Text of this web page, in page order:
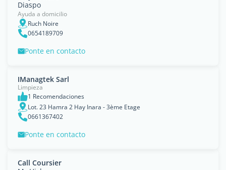
Diaspo
Ayuda a domicilio
Ruch Noire
0654189709
Ponte en contacto
IManagtek Sarl
Limpieza
1 Recomendaciones
Lot. 23 Hamra 2 Hay Inara - 3ème Etage
0661367402
Ponte en contacto
Call Coursier